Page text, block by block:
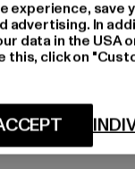
experience,
In
data in the USA
click on